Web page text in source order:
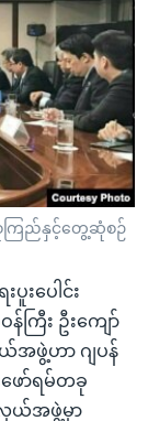
စုကြည်နှင့်တွေ့ဆုံစဉ်
ပူးပေါင်း
ြီး ဦးကျော်
ယ်အဖွဲ့ဟာ ဂျပန်
းဖော်ရမ်တခု
လှယ်အဖွဲ့မှာ